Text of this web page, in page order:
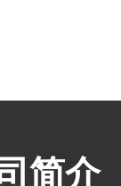
简介